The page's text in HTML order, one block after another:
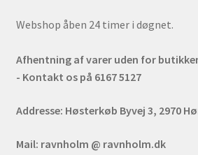
Webshop åben 24 timer i døgnet.
Afhentning af varer uden for
- Kontakt os på 6167 5127
Addresse: Høsterkøb Byvej 3, 2970
Mail: ravnholm @ ravnholm.dk